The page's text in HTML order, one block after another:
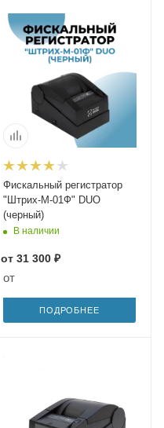
Фискальный регистратор
"Штрих-М-01Ф" DUO
(черный)
В наличии
от 31 300 ₽
от
ПОДРОБНЕЕ